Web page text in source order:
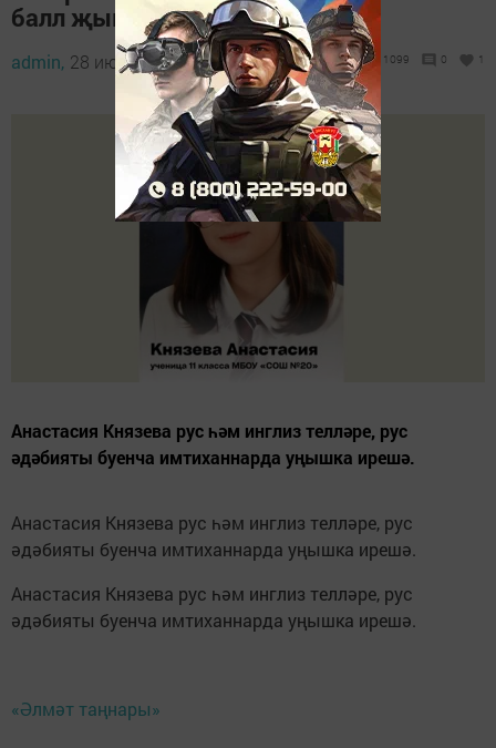
балл җыючы-Әлмәттән
admin, 28 июнь 2024 - 10:00 1099 0 1
Анастасия Князева рус һәм инглиз телләре, рус
әдәбияты буенча имтиханнарда уңышка ирешә.
Анастасия Князева рус һәм инглиз телләре, рус
әдәбияты буенча имтиханнарда уңышка ирешә.
Анастасия Князева рус һәм инглиз телләре, рус
әдәбияты буенча имтиханнарда уңышка ирешә.
«Әлмәт таңнары»